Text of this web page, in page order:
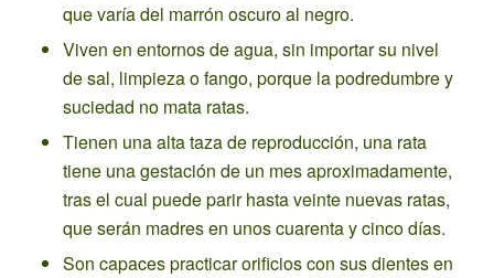
que varía del marrón oscuro al negro.
Viven en entornos de agua, sin importar su nivel
de sal, limpieza o fango, porque la podredumbre y
suciedad no mata ratas.
Tienen una alta taza de reproducción, una rata
tiene una gestación de un mes aproximadamente,
tras el cual puede parir hasta veinte nuevas ratas,
que serán madres en unos cuarenta y cinco días.
Son capaces practicar orificios con sus dientes en